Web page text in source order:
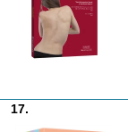
17.